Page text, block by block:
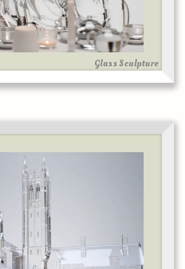
Glass Sculpture